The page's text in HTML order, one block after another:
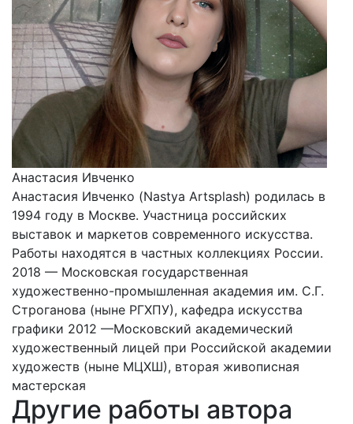
Анастасия Ивченко
Анастасия Ивченко (Nastya Artsplash) родилась в
1994 году в Москве. Участница российских
выставок и маркетов современного искусства.
Работы находятся в частных коллекциях России.
2018 — Московская государственная
художественно-промышленная академия им. С.Г.
Строганова (ныне РГХПУ), кафедра искусства
графики 2012 —Московский академический
художественный лицей при Российской академии
художеств (ныне МЦХШ), вторая живописная
мастерская
Другие работы автора